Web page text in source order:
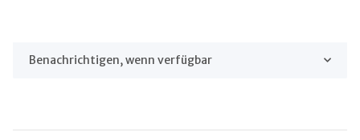
Benachrichtigen, wenn verfügbar